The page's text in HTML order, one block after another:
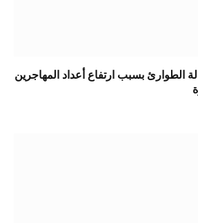
الطوارئ بسبب ارتفاع أعداد المهاجرين